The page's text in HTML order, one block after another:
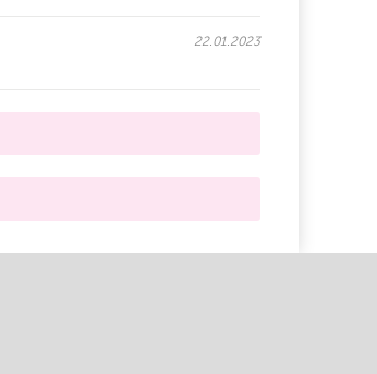
22.01.2023